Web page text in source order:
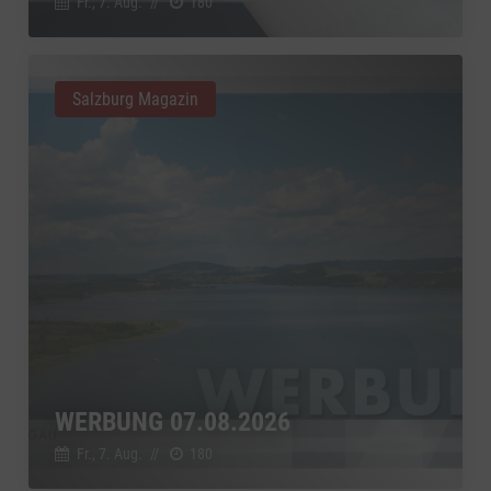
WERBUNG 07.08.2026
Salzburg Magazin